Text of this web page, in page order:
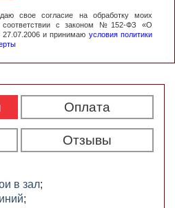
свое согласие на обработку моих
соответствии с законом №152-ФЗ «О
и принимаю условия политики
Оплата
Отзывы
в зал;
;